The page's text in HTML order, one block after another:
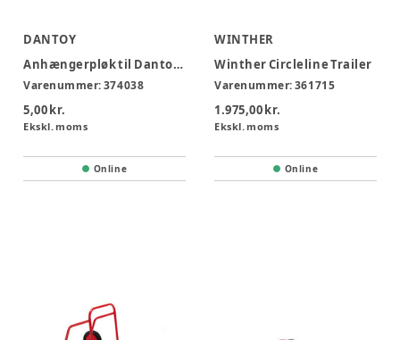
DANTOY
Anhængerpløk til Dantoy Scooter
Varenummer:374038
5,00 kr.
Ekskl. moms
Online
WINTHER
Winther Circleline Trailer
Varenummer:361715
1.975,00 kr.
Ekskl. moms
Online